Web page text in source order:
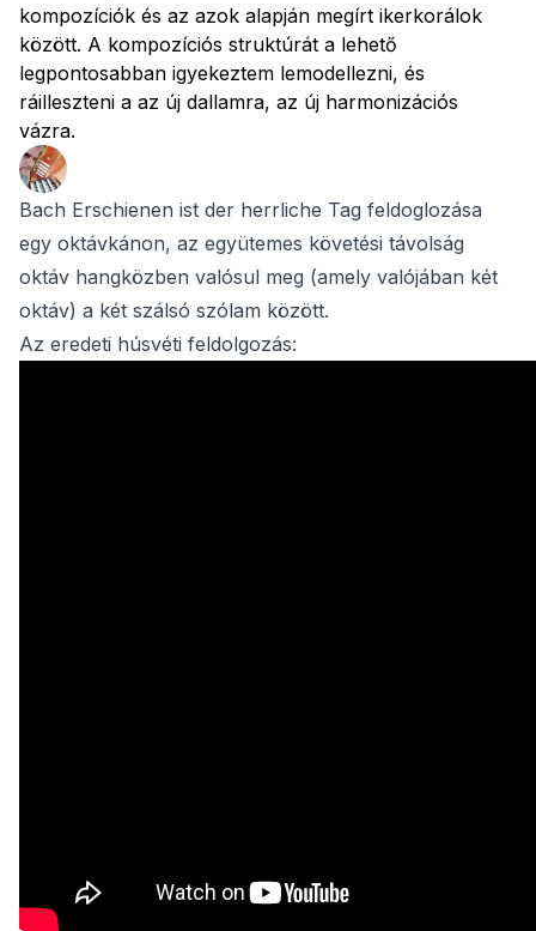
kompozíciók és az azok alapján megírt ikerkorálok
között. A kompozíciós struktúrát a lehető
legpontosabban igyekeztem lemodellezni, és
ráilleszteni a az új dallamra, az új harmonizációs
vázra.
Bach Erschienen ist der herrliche Tag feldoglozása
egy oktávkánon, az együtemes követési távolság
oktáv hangközben valósul meg (amely valójában két
oktáv) a két szálsó szólam között.
Az eredeti húsvéti feldolgozás: